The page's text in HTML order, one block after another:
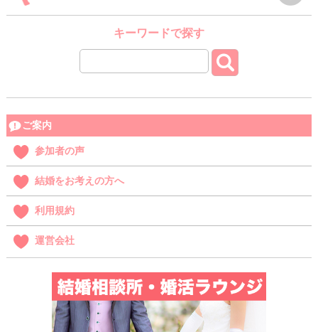
キーワードで探す
ご案内
参加者の声
結婚をお考えの方へ
利用規約
運営会社